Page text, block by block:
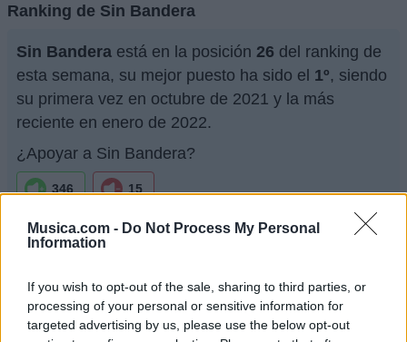
Musica.com - Do Not Process My Personal
Information
If you wish to opt-out of the sale, sharing to third parties, or
processing of your personal or sensitive information for
targeted advertising by us, please use the below opt-out
Ranking de Sin Bandera
Sin Bandera está en la posición 26 del ranking de
esta semana, su mejor puesto ha sido el 1º, siendo
su primera vez en octubre de 2021 y la más
reciente en enero de 2022.
¿Apoyar a Sin Bandera?
346 15
¿Apoyar a Sin Bandera?
Ranking de Sin Bandera TOP Música